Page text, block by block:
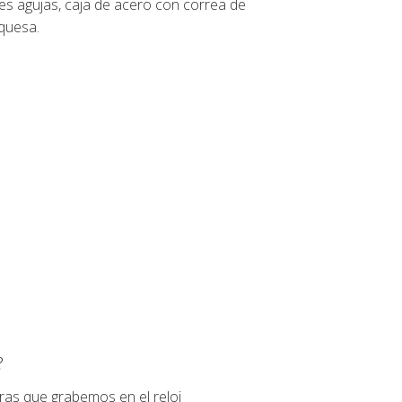
agujas, caja de acero con correa de
que grabemos en el reloj